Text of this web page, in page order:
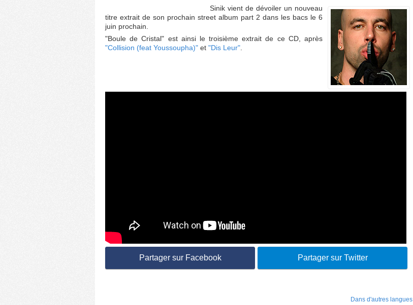
Sinik vient de dévoiler un nouveau
titre extrait de son prochain street album part 2 dans les bacs le 6
juin prochain.
"Boule de Cristal" est ainsi le troisième extrait de ce CD, après
"Collision (feat Youssoupha)" et "Dis Leur"
Partager sur Facebook Partager sur Twitter
Dans d'autres langues